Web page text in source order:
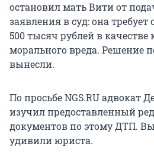
остановил мать Вити от
заявления в суд: она требует
500 тысяч рублей в
морального вреда. Решение
вынесли.
По просьбе NGS.RU адвокат
изучил предоставленный
документов по этому ДТП.
удивили юриста.